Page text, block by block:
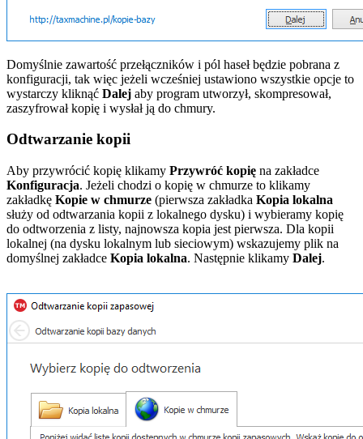
Domyślnie zawartość przełączników i pól haseł będzie pobrana z
konfiguracji, tak więc jeżeli wcześniej ustawiono wszystkie opcje to
wystarczy kliknąć Dalej aby program utworzył, skompresował,
zaszyfrował kopię i wysłał ją do chmury.
Odtwarzanie kopii
Aby przywrócić kopię klikamy Przywróć kopię na zakładce
Konfiguracja. Jeżeli chodzi o kopię w chmurze to klikamy
zakładkę Kopie w chmurze (pierwsza zakładka Kopia lokalna
służy od odtwarzania kopii z lokalnego dysku) i wybieramy kopię
do odtworzenia z listy, najnowsza kopia jest pierwsza. Dla kopii
lokalnej (na dysku lokalnym lub sieciowym) wskazujemy plik na
domyślnej zakładce Kopia lokalna. Następnie klikamy Dalej.